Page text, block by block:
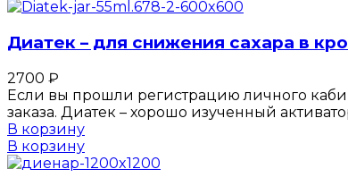
Диатек – для снижения сахара в
2700 ₽
Если вы прошли регистрацию личного
заказа. Диатек – хорошо изученный
В корзину
В корзину